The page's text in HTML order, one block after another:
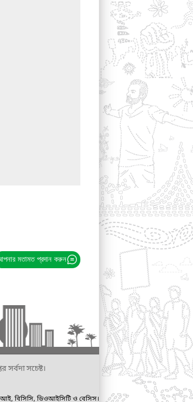
মতামত প্রদান করুন
সর্বদা সচেষ্ট।
বিসিসি, ডিওআইসিটি ও বেসিস।